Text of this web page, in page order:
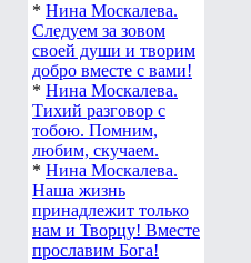
* Нина Москалева.
Следуем за зовом
своей души и творим
добро вместе с вами!
* Нина Москалева.
Тихий разговор с
тобою. Помним,
любим, скучаем.
* Нина Москалева.
Наша жизнь
принадлежит только
нам и Творцу! Вместе
прославим Бога!